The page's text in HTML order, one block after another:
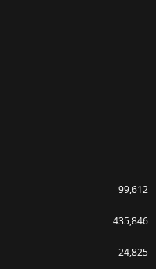
99,612
435,846
24,825